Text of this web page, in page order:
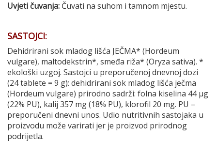
Uvjeti čuvanja: Čuvati na suhom i tamnom mjestu.
SASTOJCI:
Dehidrirani sok mladog lišća JEČMA* (Hordeum
vulgare), maltodekstrin*, smeđa riža* (Oryza sativa). *
ekološki uzgoj. Sastojci u preporučenoj dnevnoj dozi
(24 tablete = 9 g): dehidrirani sok mladog lišća ječma
(Hordeum vulgare) prirodno sadrži: folna kiselina 44 µg
(22% PU), kalij 357 mg (18% PU), klorofil 20 mg. PU –
preporučeni dnevni unos. Udio nutritivnih sastojaka u
proizvodu može varirati jer je proizvod prirodnog
podrijetla.